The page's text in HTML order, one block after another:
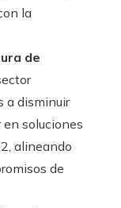
la
de
a disminuir
soluciones
alineando
de